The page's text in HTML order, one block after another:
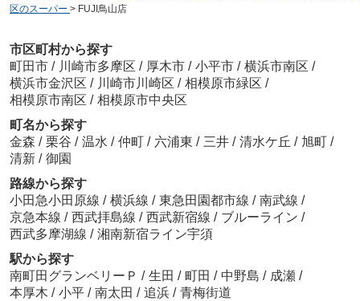
区のスーパー > FUJI鳥山店
市区町村から探す
町田市 / 川崎市多摩区 / 厚木市 / 小平市 / 横浜市南区 /
横浜市金沢区 / 川崎市川崎区 / 相模原市緑区 /
相模原市南区 / 相模原市中央区
町名から探す
金森 / 栗谷 / 温水 / 仲町 / 六浦東 / 三井 / 清水ケ丘 / 旭町 /
清新 / 御園
路線から探す
小田急小田原線 / 横浜線 / 東急田園都市線 / 南武線 /
京急本線 / 西武拝島線 / 西武新宿線 / ブルーライン /
西武多摩湖線 / 湘南新宿ライン宇須
駅から探す
南町田グランベリーＰ / 生田 / 町田 / 中野島 / 成瀬 /
本厚木 / 小平 / 南太田 / 追浜 / 青梅街道